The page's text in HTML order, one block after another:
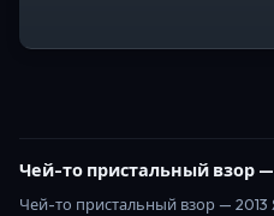
Чей-то пристальный взор —
Чей-то пристальный взор — 2013